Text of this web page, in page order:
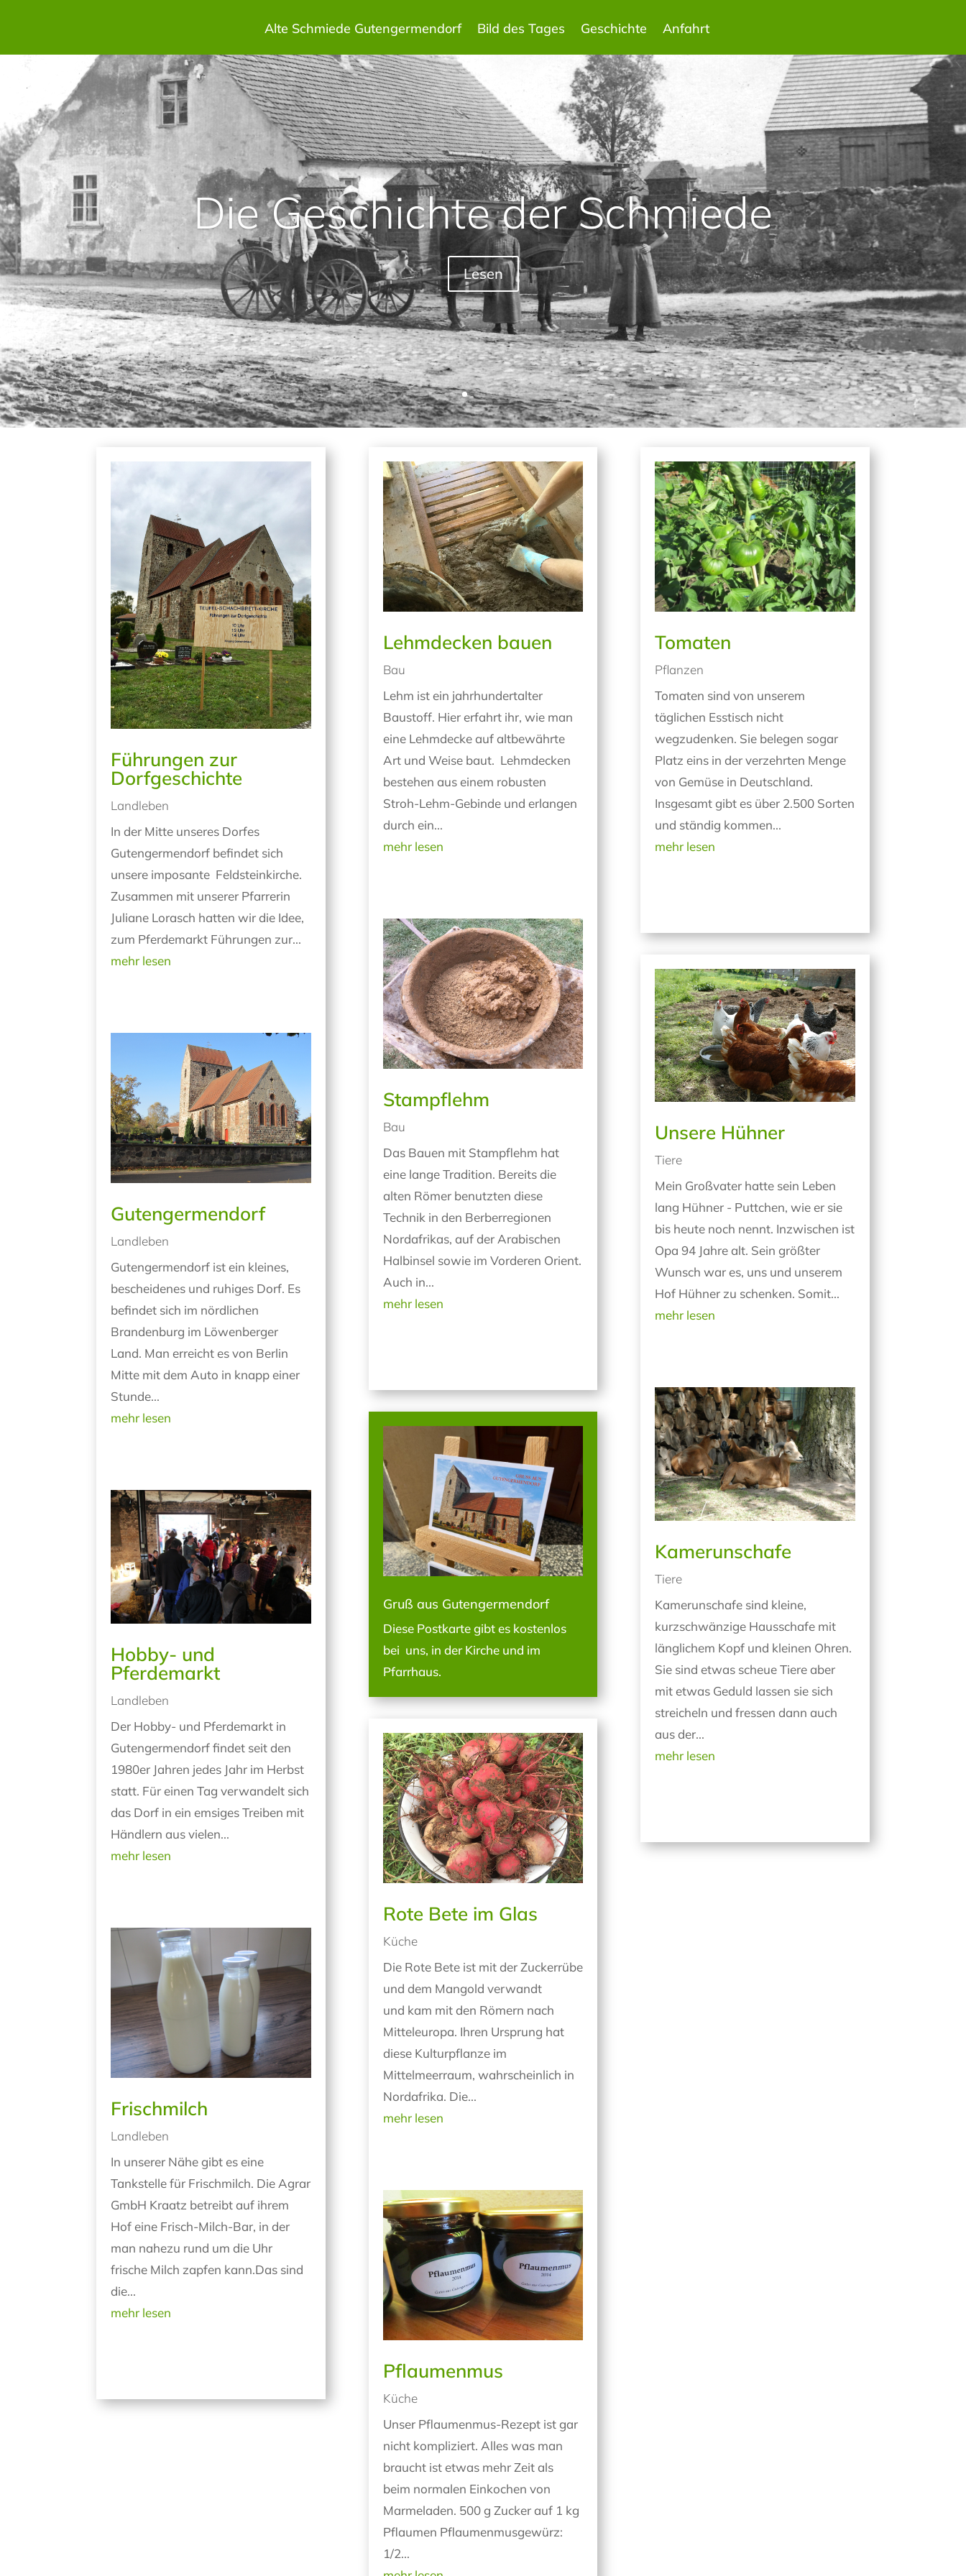
Alte Schmiede Gutengermendorf Bild des Tages Geschichte Anfahrt
Die Geschichte der Schmiede
Lesen
Führungen zur
Dorfgeschichte
Landleben
In der Mitte unseres Dorfes
Gutengermendorf befindet sich
unsere imposante Feldsteinkirche.
Zusammen mit unserer Pfarrerin
Juliane Lorasch hatten wir die Idee,
zum Pferdemarkt Führungen zur...
mehr lesen
Gutengermendorf
Landleben
Gutengermendorf ist ein kleines,
bescheidenes und ruhiges Dorf. Es
befindet sich im nördlichen
Brandenburg im Löwenberger
Land. Man erreicht es von Berlin
Mitte mit dem Auto in knapp einer
Stunde...
mehr lesen
Hobby- und
Pferdemarkt
Landleben
Der Hobby- und Pferdemarkt in
Gutengermendorf findet seit den
1980er Jahren jedes Jahr im Herbst
statt. Für einen Tag verwandelt sich
das Dorf in ein emsiges Treiben mit
Händlern aus vielen...
mehr lesen
Frischmilch
Landleben
In unserer Nähe gibt es eine
Tankstelle für Frischmilch. Die Agrar
GmbH Kraatz betreibt auf ihrem
Hof eine Frisch-Milch-Bar, in der
man nahezu rund um die Uhr
frische Milch zapfen kann.Das sind
die...
mehr lesen
Lehmdecken bauen
Bau
Lehm ist ein jahrhundertalter
Baustoff. Hier erfahrt ihr, wie man
eine Lehmdecke auf altbewährte
Art und Weise baut. Lehmdecken
bestehen aus einem robusten
Stroh-Lehm-Gebinde und erlangen
durch ein...
mehr lesen
Stampflehm
Bau
Das Bauen mit Stampflehm hat
eine lange Tradition. Bereits die
alten Römer benutzten diese
Technik in den Berberregionen
Nordafrikas, auf der Arabischen
Halbinsel sowie im Vorderen Orient.
Auch in...
mehr lesen
Gruß aus Gutengermendorf
Diese Postkarte gibt es kostenlos
bei uns, in der Kirche und im
Pfarrhaus.
Rote Bete im Glas
Küche
Die Rote Bete ist mit der Zuckerrübe
und dem Mangold verwandt
und kam mit den Römern nach
Mitteleuropa. Ihren Ursprung hat
diese Kulturpflanze im
Mittelmeerraum, wahrscheinlich in
Nordafrika. Die...
mehr lesen
Pflaumenmus
Küche
Unser Pflaumenmus-Rezept ist gar
nicht kompliziert. Alles was man
braucht ist etwas mehr Zeit als
beim normalen Einkochen von
Marmeladen. 500 g Zucker auf 1 kg
Pflaumen Pflaumenmusgewürz:
1/2...
Tomaten
Pflanzen
Tomaten sind von unserem
täglichen Esstisch nicht
wegzudenken. Sie belegen sogar
Platz eins in der verzehrten Menge
von Gemüse in Deutschland.
Insgesamt gibt es über 2.500 Sorten
und ständig kommen...
mehr lesen
Unsere Hühner
Tiere
Mein Großvater hatte sein Leben
lang Hühner - Puttchen, wie er sie
bis heute noch nennt. Inzwischen ist
Opa 94 Jahre alt. Sein größter
Wunsch war es, uns und unserem
Hof Hühner zu schenken. Somit...
mehr lesen
Kamerunschafe
Tiere
Kamerunschafe sind kleine,
kurzschwänzige Hausschafe mit
länglichem Kopf und kleinen Ohren.
Sie sind etwas scheue Tiere aber
mit etwas Geduld lassen sie sich
streicheln und fressen dann auch
aus der...
mehr lesen